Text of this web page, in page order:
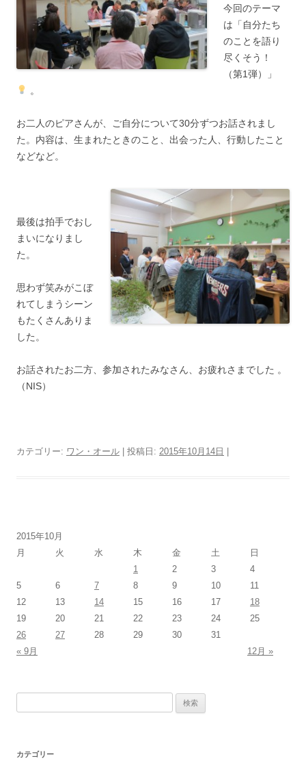
今回のテーマ
は「自分たち
のことを語り
尽くそう！
（第1弾）」
。
お二人のピアさんが、ご自分について30分ずつお話されまし
た。内容は、生まれたときのこと、出会った人、行動したこと
などなど。
最後は拍手でおし
まいになりまし
た。
思わず笑みがこぼ
れてしまうシーン
もたくさんありま
した。
お話されたお二方、参加されたみなさん、お疲れさまでした 。
（NIS）
カテゴリー: ワン・オール | 投稿日: 2015年10月14日
2015年10月
月
火 水 木 金 土
日
1
2 3
4
5
6 7 8 9 10
11
12
13 14 15 16 17
18
19
20 21 22 23 24
25
26
27 28 29 30
31
« 9月
12月 »
カテゴリー